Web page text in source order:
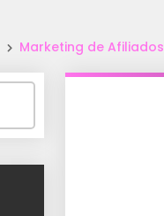
Marketing de Afiliados